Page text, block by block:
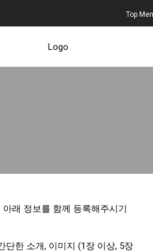
Top
래 정보를 함께 등록해주시기
단한 소개, 이미지 (1장 이상, 5장